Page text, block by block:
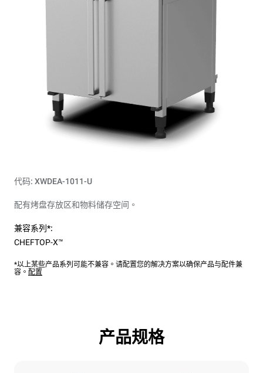
代码: XWDEA-1011-U
配有烤盘存放区和物料储存空间。
兼容系列*:
CHEFTOP-X™
*以上某些产品系列可能不兼容。请配置您的解决方案以确保产品与配件兼
容。 配置
产品规格